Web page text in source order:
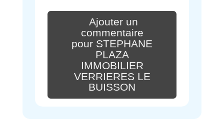
Ajouter un
commentaire
pour STEPHANE
PLAZA
IMMOBILIER
VERRIERES LE
BUISSON